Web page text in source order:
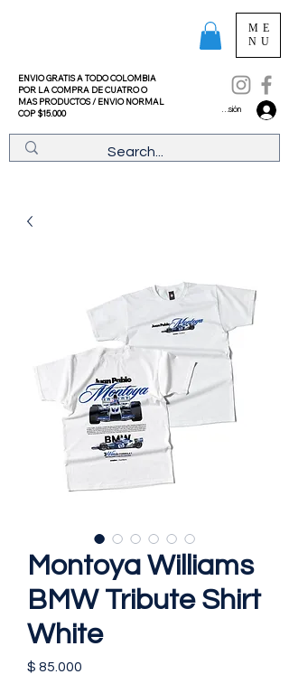
ENVIO GRATIS A TODO COLOMBIA
POR LA COMPRA DE CUATRO O
MAS PRODUCTOS / ENVIO NORMAL
COP $15.000
ME
NU
Iniciar sesión
Montoya Williams
BMW Tribute Shirt
White
$ 85.000